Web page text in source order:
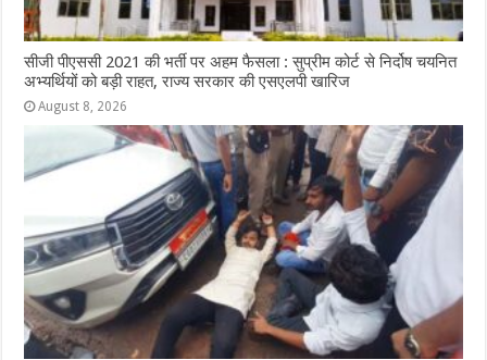
सीजी पीएससी 2021 की भर्ती पर अहम फैसला : सुप्रीम कोर्ट से निर्दोष चयनित
अभ्यर्थियों को बड़ी राहत, राज्य सरकार की एसएलपी खारिज
August 8, 2026